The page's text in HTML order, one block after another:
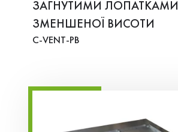
ЗАГНУТИМИ ЛОПАТКАМИ
ЗМЕНШЕНОЇ ВИСОТИ
C-VENT-PB